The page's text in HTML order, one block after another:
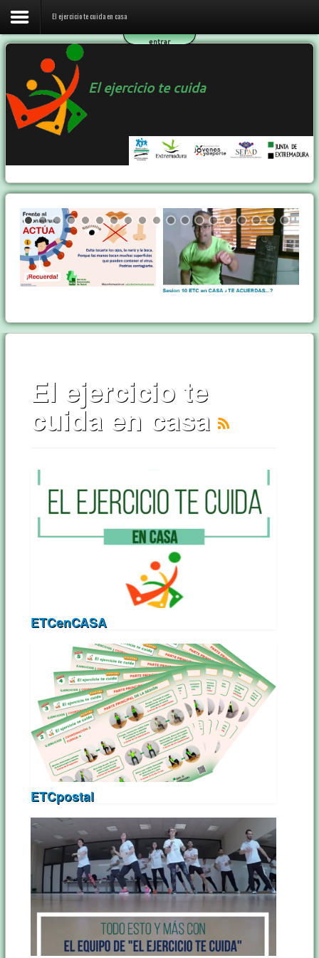
El ejercicio te cuida en casa
El programa ETC
Ejercicio y Salud
Contactar
El ejercicio te cuida en casa
entrar
El ejercicio te cuida
El ejercicio te
cuida en casa
ETCenCASA
ETCpostal